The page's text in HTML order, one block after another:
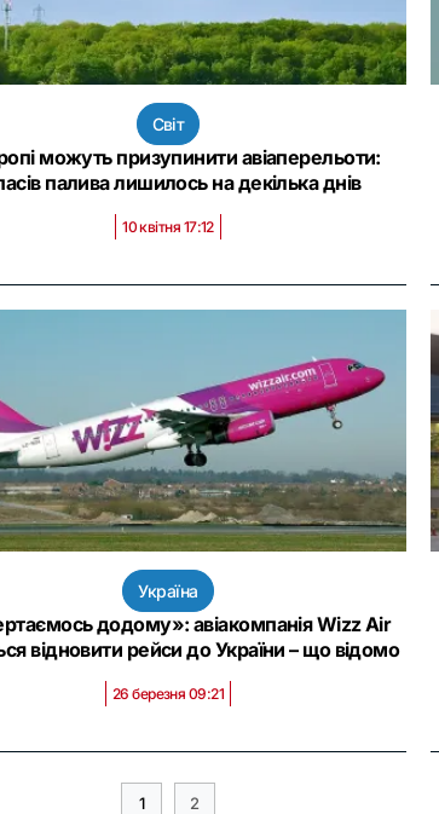
Світ
можуть призупинити авіаперельоти:
палива лишилось на декілька днів
10 квітня 17:12
Україна
додому»: авіакомпанія Wizz Air
відновити рейси до України – що відомо
26 березня 09:21
1 2